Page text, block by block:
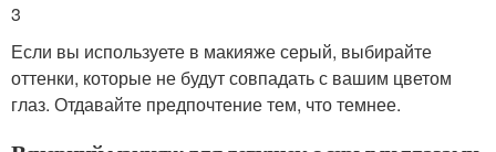
3
Если вы используете в макияже серый, выбирайте
оттенки, которые не будут совпадать с вашим цветом
глаз. Отдавайте предпочтение тем, что темнее.